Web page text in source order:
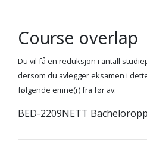
Course overlap
Du vil få en reduksjon i antall
dersom du avlegger eksamen i
følgende emne(r) fra før av:
BED-2209NETT